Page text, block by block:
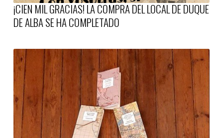
¡CIEN MIL GRACIAS! LA COMPRA DEL LOCAL DE DUQUE
DE ALBA SE HA COMPLETADO